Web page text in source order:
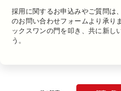
採用に関するお申込みやご質問は
のお問い合わせフォームより承り
ックスワンの門を叩き、共に新し
う。